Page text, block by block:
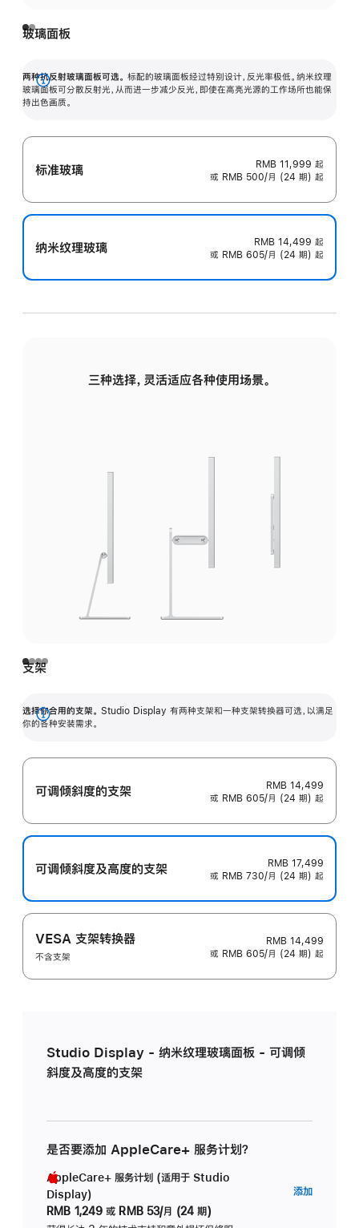
玻璃面板
两种抗反射玻璃面板可选。 标配的玻璃面板经过特别设计，反光率极低。纳米纹理
玻璃面板可分散反射光，从而进一步减少反光，即使在高亮光源的工作场所也能保
持出色画质。
展
开
标准玻璃 RMB 11,999 起
或 RMB 500/月 (24 期) 起
纳米纹理玻璃 RMB 14,499 起
或 RMB 605/月 (24 期) 起
三种选择，灵活适应各种使用场景。
支架
选择你合用的支架。 Studio Display 有两种支架和一种支架转换器可选，以满足
你的各种安装需求。
展
可调倾斜度的支架
RMB 14,499
或 RMB 605/月 (24 期) 起
可调倾斜度及高‍度的支‍架
RMB 17,499
或 RMB 730/月 (24 期) 起
VESA 支架转换器
不含支架
RMB 14,499
或 RMB 605/月 (24 期) 起
Studio Display - 纳米纹理玻璃面板 - 可调倾
斜度及高度的支架
是否要添加 AppleCare+ 服务计划？
AppleCare+ 服务计划 (适用于 Studio
Display)
RMB 1,249 或 RMB 53/月 (24 期)
添加